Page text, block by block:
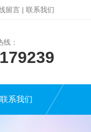
留言 | 联系我们
：
联系我们